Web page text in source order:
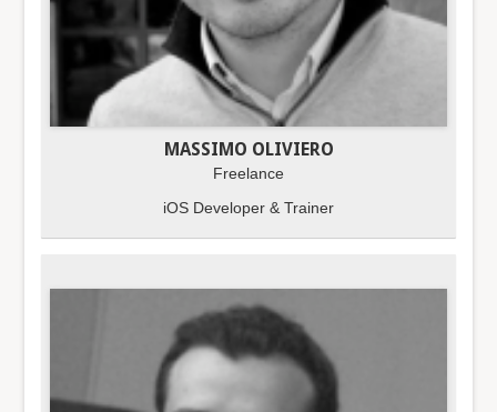
MASSIMO OLIVIERO
Freelance
iOS Developer & Trainer